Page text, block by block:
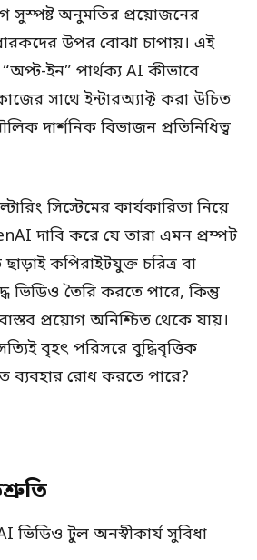
সুস্পষ্ট অনুমতির প্রয়োজনের
উপর বোঝা চাপায়। এই
ইন” পার্থক্য AI কীভাবে
সাথে ইন্টারঅ্যাক্ট করা উচিত
দার্শনিক বিভাজন প্রতিনিধিত্ব
সিস্টেমের কার্যকারিতা নিয়ে
দাবি করে যে তারা এমন প্রম্পট
কপিরাইটযুক্ত চরিত্র বা
ভিডিও তৈরি করতে পারে, কিন্তু
প্রয়োগ অনিশ্চিত থেকে যায়।
বৃহৎ পরিসরে বুদ্ধিবৃত্তিক
ব্যবহার রোধ করতে পারে?
টুল অনস্বীকার্য সুবিধা